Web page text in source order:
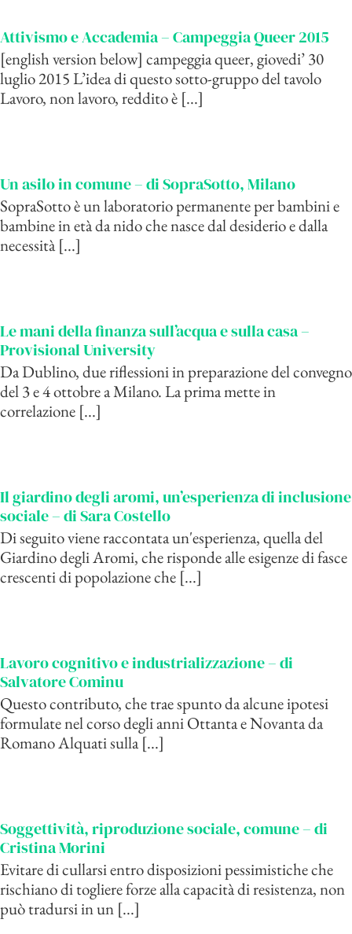
Attivismo e Accademia – Campeggia Queer 2015
[english version below] campeggia queer, giovedi’ 30
luglio 2015 L’idea di questo sotto-gruppo del tavolo
Lavoro, non lavoro, reddito è [...]
Un asilo in comune – di SopraSotto, Milano
SopraSotto è un laboratorio permanente per bambini e
bambine in età da nido che nasce dal desiderio e dalla
necessità [...]
Le mani della finanza sull’acqua e sulla casa –
Provisional University
Da Dublino, due riflessioni in preparazione del convegno
del 3 e 4 ottobre a Milano. La prima mette in
correlazione [...]
Il giardino degli aromi, un’esperienza di inclusione
sociale – di Sara Costello
Di seguito viene raccontata un'esperienza, quella del
Giardino degli Aromi, che risponde alle esigenze di fasce
crescenti di popolazione che [...]
Lavoro cognitivo e industrializzazione – di
Salvatore Cominu
Questo contributo, che trae spunto da alcune ipotesi
formulate nel corso degli anni Ottanta e Novanta da
Romano Alquati sulla [...]
Soggettività, riproduzione sociale, comune – di
Cristina Morini
Evitare di cullarsi entro disposizioni pessimistiche che
rischiano di togliere forze alla capacità di resistenza, non
può tradursi in un [...]